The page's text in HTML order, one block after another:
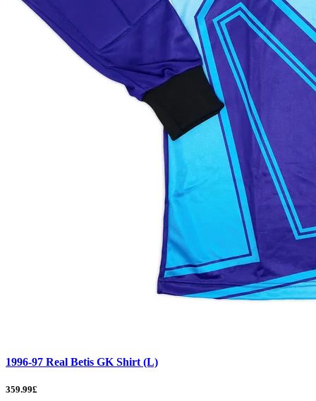
1996-97 Real Betis GK Shirt (L)
359.99£